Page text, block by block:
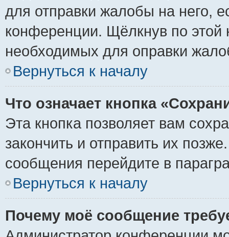
для отправки жалобы на него,
конференции. Щёлкнув по этой
необходимых для оправки
Вернуться к началу
Что означает кнопка
Эта кнопка позволяет вам
закончить и отправить их
сообщения перейдите в
Вернуться к началу
Почему моё сообщение